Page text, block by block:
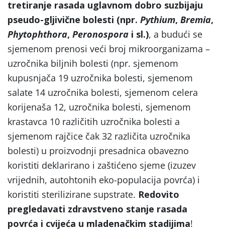
tretiranje rasada uglavnom dobro suzbijaju
pseudo-gljivične bolesti (npr. Pythium, Bremia,
Phytophthora, Peronospora i sl.), a budući se
sjemenom prenosi veći broj mikroorganizama –
uzročnika biljnih bolesti (npr. sjemenom
kupusnjača 19 uzročnika bolesti, sjemenom
salate 14 uzročnika bolesti, sjemenom celera
korijenaša 12, uzročnika bolesti, sjemenom
krastavca 10 različitih uzročnika bolesti a
sjemenom rajčice čak 32 različita uzročnika
bolesti) u proizvodnji presadnica obavezno
koristiti deklarirano i zaštićeno sjeme (izuzev
vrijednih, autohtonih eko-populacija povrća) i
koristiti sterilizirane supstrate. Redovito
pregledavati zdravstveno stanje rasada
povrća i cvijeća u mladenačkim stadijima!